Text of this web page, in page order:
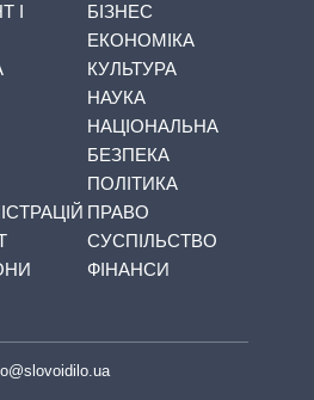
І
БІЗНЕС
ЕКОНОМІКА
КУЛЬТУРА
НАУКА
НАЦІОНАЛЬНА
БЕЗПЕКА
ПОЛІТИКА
ПРАВО
СУСПІЛЬСТВО
ФІНАНСИ